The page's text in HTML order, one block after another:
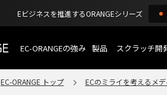
Eビジネスを推進するORANGEシリーズ
EC-ORANGEの強み
選ばれる理由
ECサイトのリプレイス
製品
特長
スクラッチ開
EC-ORANGE トップ ECのミライを考えるメデ